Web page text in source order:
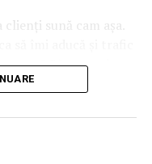
sună cam așa.
Răspunsul
nu în felul în care
acela care îți lasă
reutilizat. Hai să o